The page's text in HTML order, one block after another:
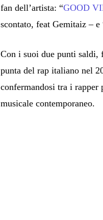
fan dell’artista: “GOOD
scontato, feat Gemitaiz – e
Con i suoi due punti saldi,
punta del rap italiano nel
confermandosi tra i
musicale contemporaneo.